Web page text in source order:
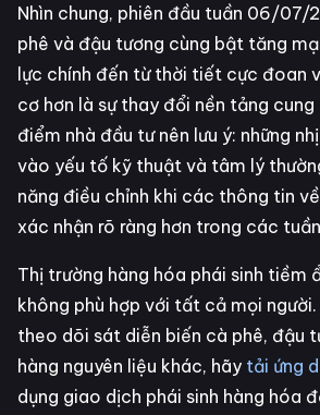
Nhìn chung, phiên đầu tuần 06/07/
phê và đậu tương cùng bật tăng
lực chính đến từ thời tiết cực đoan
cơ hơn là sự thay đổi nền tảng
điểm nhà đầu tư nên lưu ý: những
vào yếu tố kỹ thuật và tâm lý
năng điều chỉnh khi các thông tin
xác nhận rõ ràng hơn trong các
Thị trường hàng hóa phái sinh tiềm
không phù hợp với tất cả mọi người.
theo dõi sát diễn biến cà phê, đậu
hàng nguyên liệu khác, hãy tải ứng
dụng giao dịch phái sinh hàng hóa